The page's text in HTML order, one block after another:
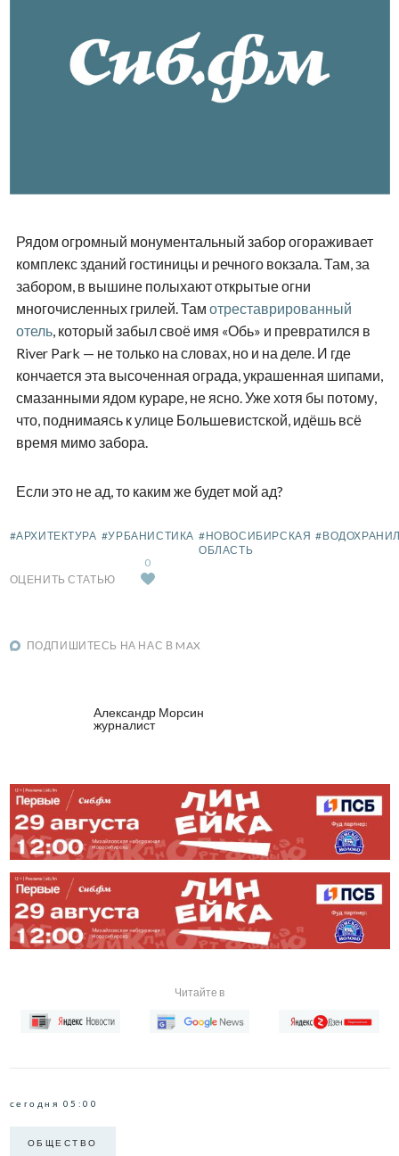
Рядом огромный монументальный забор огораживает
комплекс зданий гостиницы и речного вокзала. Там, за
забором, в вышине полыхают открытые огни
многочисленных грилей. Там отреставрированный
отель, который забыл своё имя «Обь» и превратился в
River Park — не только на словах, но и на деле. И где
кончается эта высоченная ограда, украшенная шипами,
смазанными ядом кураре, не ясно. Уже хотя бы потому,
что, поднимаясь к улице Большевистской, идёшь всё
время мимо забора.
Если это не ад, то каким же будет мой ад?
#АРХИТЕКТУРА #УРБАНИСТИКА #НОВОСИБИРСКАЯ
ОБЛАСТЬ
ОЦЕНИТЬ СТАТЬЮ
0
ПОДПИШИТЕСЬ НА НАС В MAX
Александр Морсин
журналист
Читайте в
сегодня 05:00
ОБЩЕСТВО